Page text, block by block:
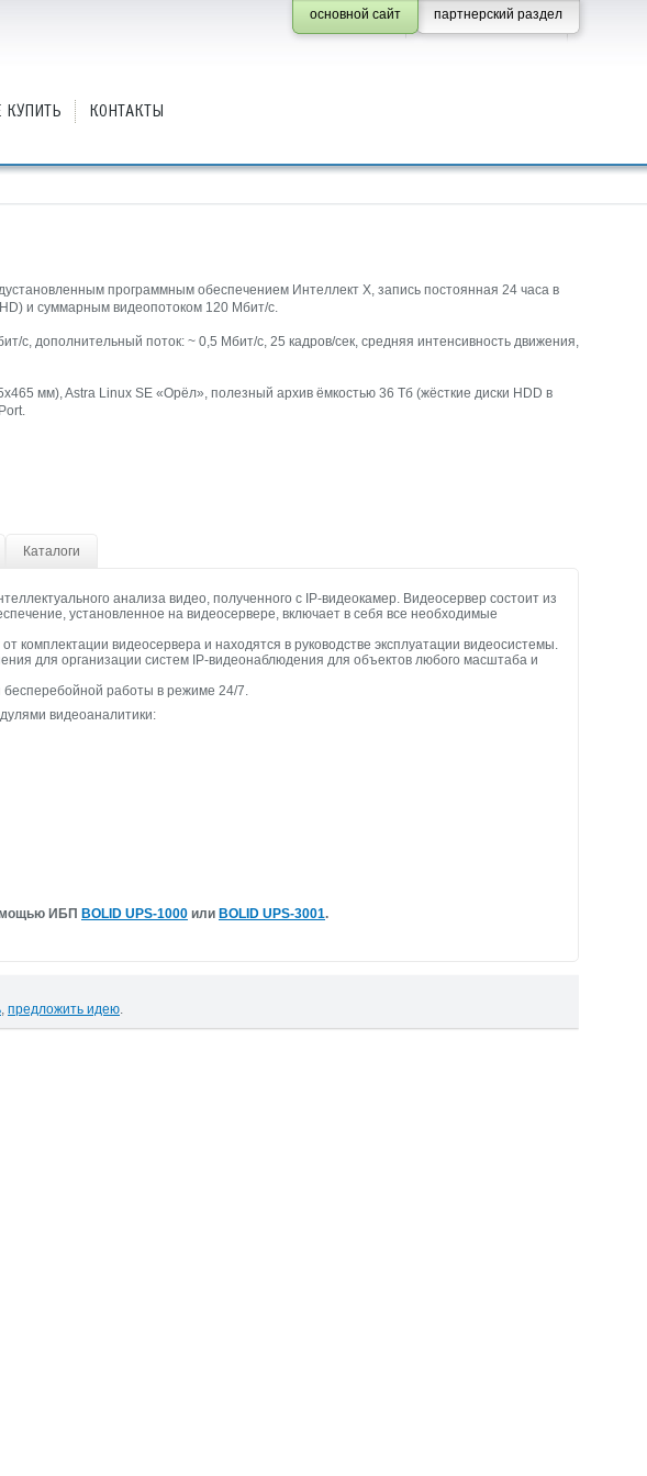
партнерский раздел
основной сайт
КУПИТЬ КОНТАКТЫ
программным обеспечением Интеллект Х, запись постоянная 24 часа в
и суммарным видеопотоком 120 Мбит/с.
с, дополнительный поток: ~ 0,5 Мбит/с, 25 кадров/сек, средняя интенсивность движения,
мм), Astra Linux SE «Орёл», полезный архив ёмкостью 36 Тб (жёсткие диски HDD в
Каталоги
анализа видео, полученного с IP-видеокамер. Видеосервер состоит из
установленное на видеосервере, включает в себя все необходимые
комплектации видеосервера и находятся в руководстве эксплуатации видеосистемы.
для организации систем IP-видеонаблюдения для объектов любого масштаба и
работы в режиме 24/7.
видеоаналитики:
ИБП BOLID UPS-1000 или BOLID UPS-3001.
, предложить идею.